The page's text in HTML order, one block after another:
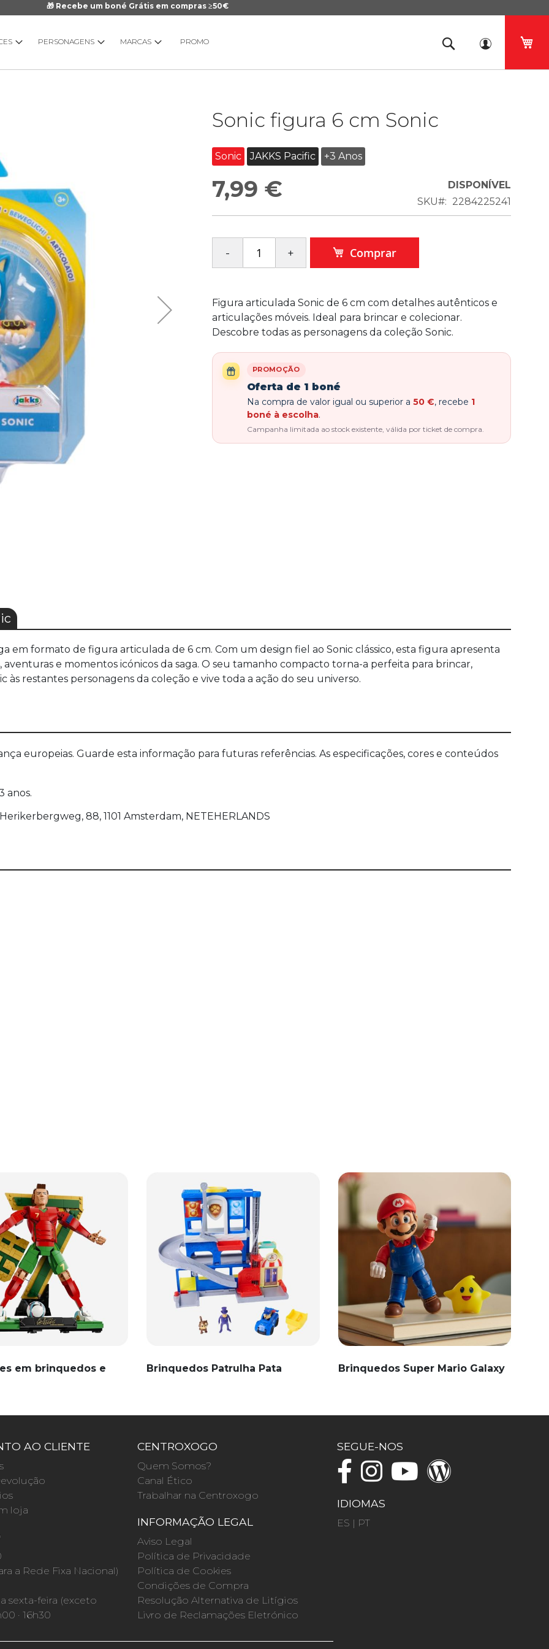
🎁 Recebe um boné Grátis em compras ≥50€
PERSONAGENS MARCAS PROMO
Sonic figura 6 cm Sonic
Sonic JAKKS Pacific +3 Anos
7,99 €
DISPONÍVEL
SKU
2284225241
Comprar
Figura articulada Sonic de 6 cm com detalhes autênticos e
articulações móveis. Ideal para brincar e colecionar.
Descobre todas as personagens da coleção Sonic.
PROMOÇÃO
Oferta de 1 boné
Na compra de valor igual ou superior a 50 €, recebe 1
boné à escolha.
Campanha limitada ao stock existente, válida por ticket de compra.
início
em formato de figura articulada de 6 cm. Com um design fiel ao Sonic clássico, esta figura apresenta
e momentos icónicos da saga. O seu tamanho compacto torna-a perfeita para brincar,
restantes personagens da coleção e vive toda a ação do seu universo.
europeias. Guarde esta informação para futuras referências. As especificações, cores e conteúdos
anos.
88, 1101 Amsterdam, NETEHERLANDS
em brinquedos e
Brinquedos Patrulha Pata Brinquedos Super Mario Galaxy
AO CLIENTE
loja
a Rede Fixa Nacional)
sexta-feira (exceto
· 16h30
CENTROXOGO
Quem Somos?
Canal Ético
Trabalhar na Centroxogo
INFORMAÇÃO LEGAL
Aviso Legal
Política de Privacidade
Política de Cookies
Condições de Compra
Resolução Alternativa de Litígios
Livro de Reclamações Eletrónico
SEGUE-NOS
IDIOMAS
ES | PT